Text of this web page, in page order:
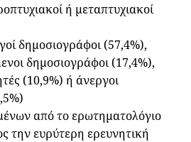
ή μεταπτυχιακοί
δημοσιογράφοι (57,4%),
δημοσιογράφοι (17,4%),
(10,9%) ή άνεργοι
από το ερωτηματολόγιο
την ευρύτερη ερευνητική